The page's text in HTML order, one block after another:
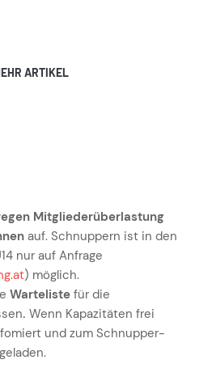
ARTIKEL
Mitgliederüberlastung
auf. Schnuppern ist in den
nur auf Anfrage
) möglich.
Warteliste für die
. Wenn Kapazitäten frei
und zum Schnupper-